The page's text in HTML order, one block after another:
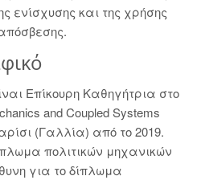
ενίσχυσης και της χρήσης
Επίκουρη Καθηγήτρια στο
and Coupled Systems
(Γαλλία) από το 2019.
πολιτικών μηχανικών
για το δίπλωμα